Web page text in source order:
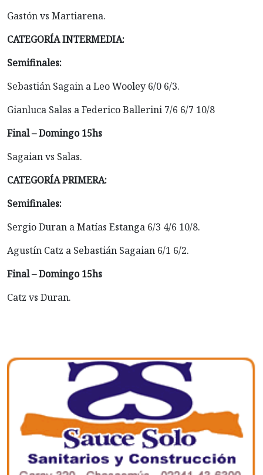
Gastón vs Martiarena.
CATEGORÍA INTERMEDIA:
Semifinales:
Sebastián Sagain a Leo Wooley 6/0 6/3.
Gianluca Salas a Federico Ballerini 7/6 6/7 10/8
Final – Domingo 15hs
Sagaian vs Salas.
CATEGORÍA PRIMERA:
Semifinales:
Sergio Duran a Matías Estanga 6/3 4/6 10/8.
Agustín Catz a Sebastián Sagaian 6/1 6/2.
Final – Domingo 15hs
Catz vs Duran.